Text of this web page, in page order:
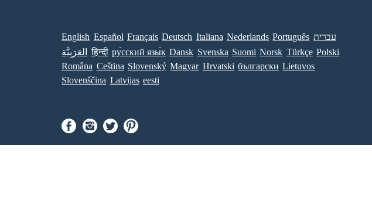
English Español Français Deutsch Italiana Nederlands Português עברית
العَرَبِيَّة
हिन्दी ру́сский язы́к Dansk Svenska Suomi Norsk Türkçe Polski
Româna Ceština Slovenský Magyar Hrvatski български Lietuvos
Slovenščina Latvijas eesti